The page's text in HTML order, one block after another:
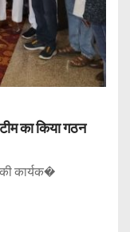
का किया गठन
कार्यक�